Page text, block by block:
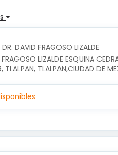
DAVID FRAGOSO LIZALDE
LIZALDE ESQUINA
TLALPAN,CIUDAD DE